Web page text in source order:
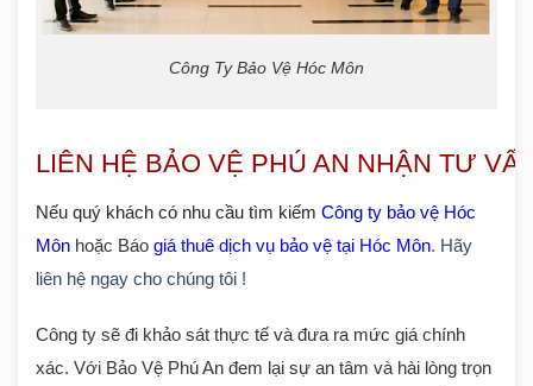
Công Ty Bảo Vệ Hóc Môn
LIÊN HỆ BẢO VỆ PHÚ AN NHẬN TƯ
Nếu quý khách có nhu cầu tìm kiếm Công ty bảo vệ Hóc
Môn hoặc Báo giá thuê dịch vụ bảo vệ tại Hóc Môn. Hãy
liên hệ ngay cho chúng tôi !
Công ty sẽ đi khảo sát thực tế và đưa ra mức giá chính
xác. Với Bảo Vệ Phú An đem lại sự an tâm và hài lòng trọn